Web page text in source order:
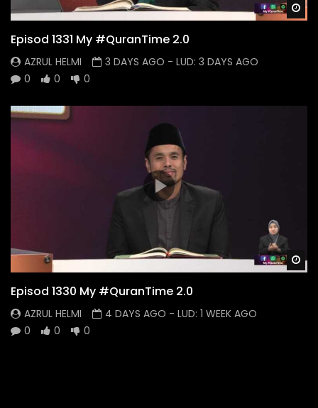
Episod 1331 My #QuranTime 2.0
AZRUL HELMI 3 DAYS AGO - LUD: 3 DAYS AGO
0
0 0
Episod 1330 My #QuranTime 2.0
AZRUL HELMI 4 DAYS AGO - LUD: 1 WEEK AGO
0
0 0